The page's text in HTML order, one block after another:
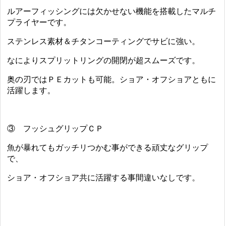
ルアーフィッシングには欠かせない機能を搭載したマルチ
プライヤーです。
ステンレス素材＆チタンコーティングでサビに強い。
なによりスプリットリングの開閉が超スムーズです。
奥の刃ではＰＥカットも可能。ショア・オフショアともに
活躍します。
③ フッシュグリップＣＰ
魚が暴れてもガッチリつかむ事ができる頑丈なグリップ
で、
ショア・オフショア共に活躍する事間違いなしです。